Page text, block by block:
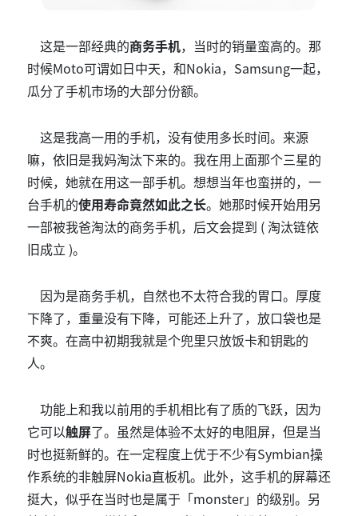
这是一部经典的商务手机，当时的销量蛮高的。那
时候Moto可谓如日中天，和Nokia，Samsung一起，
瓜分了手机市场的大部分份额。
这是我高一用的手机，没有使用多长时间。来源
嘛，依旧是我妈淘汰下来的。我在用上面那个三星的
时候，她就在用这一部手机。想想当年也蛮拼的，一
台手机的使用寿命竟然如此之长。她那时候开始用另
一部被我爸淘汰的商务手机，后文会提到 ( 淘汰链依
旧成立 )。
因为是商务手机，自然也不太符合我的胃口。厚度
下降了，重量没有下降，可能还上升了，放口袋也是
不爽。在高中初期我就是个兜里只放饭卡和钥匙的
人。
功能上和我以前用的手机相比有了质的飞跃，因为
它可以触屏了。虽然是体验不太好的电阻屏，但是当
时也挺新鲜的。在一定程度上优于不少有Symbian操
作系统的非触屏Nokia直板机。此外，这手机的屏幕还
挺大，似乎在当时也是属于「monster」的级别。另